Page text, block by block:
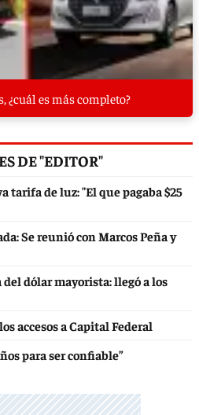
¿cuál es más completo?
DE "EDITOR"
tarifa de luz: "El que pagaba $25
Se reunió con Marcos Peña y
dólar mayorista: llegó a los
accesos a Capital Federal
para ser confiable”